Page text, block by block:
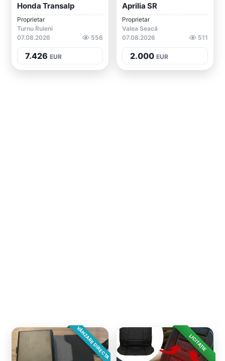
Honda Transalp
Proprietar
Turnu Ruieni
07.08.2026
556
7.426 EUR
Aprilia SR
Proprietar
Valea Seacă
07.08.2026
511
2.000 EUR
VÂNZARE DIRECTA LICITAȚIE